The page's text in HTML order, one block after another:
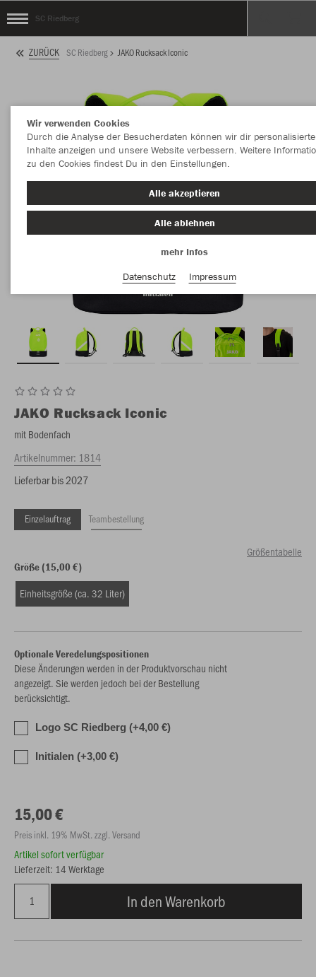
SC Riedberg
ZURÜCK SC Riedberg JAKO Rucksack Iconic
JAKO Rucksack Iconic
mit Bodenfach
Artikelnummer: 1814
Lieferbar bis 2027
Einzelauftrag Teambestellung
Größentabelle
Größe (15,00 €)
Einheitsgröße (ca. 32 Liter)
Optionale Veredelungspositionen
Diese Änderungen werden in der Produktvorschau nicht
angezeigt. Sie werden jedoch bei der Bestellung
berücksichtigt.
Logo SC Riedberg (+4,00 €)
Initialen (+3,00 €)
15,00 €
Preis inkl. 19% MwSt. zzgl. Versand
Artikel sofort verfügbar
Lieferzeit: 14 Werktage
In den Warenkorb
Wir verwenden Cookies
Durch die Analyse der Besucherdaten können wir dir personalisierte
Inhalte anzeigen und unsere Website verbessern. Weitere
zu den Cookies findest Du in den Einstellungen.
Alle akzeptieren
Alle ablehnen
mehr Infos
Datenschutz
Impressum